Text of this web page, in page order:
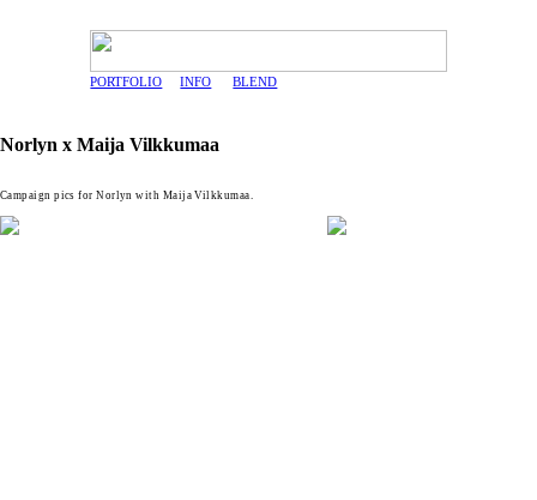
PORTFOLIO INFO BLEND
Norlyn x Maija Vilkkumaa
Campaign pics for Norlyn with Maija Vilkkumaa.